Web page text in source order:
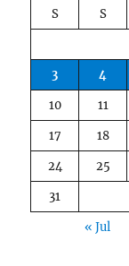
S S
3
4
10
11
17
18
24
25
31
« Jul